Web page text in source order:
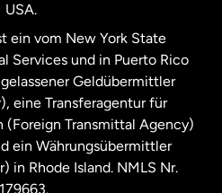
USA.
ein vom New York State
Services und in Puerto Rico
Geldübermittler
eine Transferagentur für
(Foreign Transmittal Agency)
ein Währungsübermittler
in Rhode Island. NMLS Nr.